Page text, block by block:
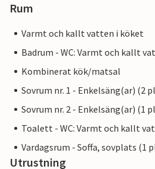
Rum
Varmt och kallt vatten i köket
Badrum - WC: Varmt och kallt
Kombinerat kök/matsal
Sovrum nr. 1 - Enkelsäng(ar) (2
Sovrum nr. 2 - Enkelsäng(ar) (1
Toalett - WC: Varmt och kallt
Vardagsrum - Soffa, sovplats (1
Utrustning